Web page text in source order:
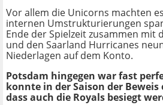
Vor allem die Unicorns machten
internen Umstrukturierungen
Ende der Spielzeit zusammen mit
und den Saarland Hurricanes
Niederlagen auf dem Konto.
Potsdam hingegen war fast
konnte in der Saison der
dass auch die Royals besiegt